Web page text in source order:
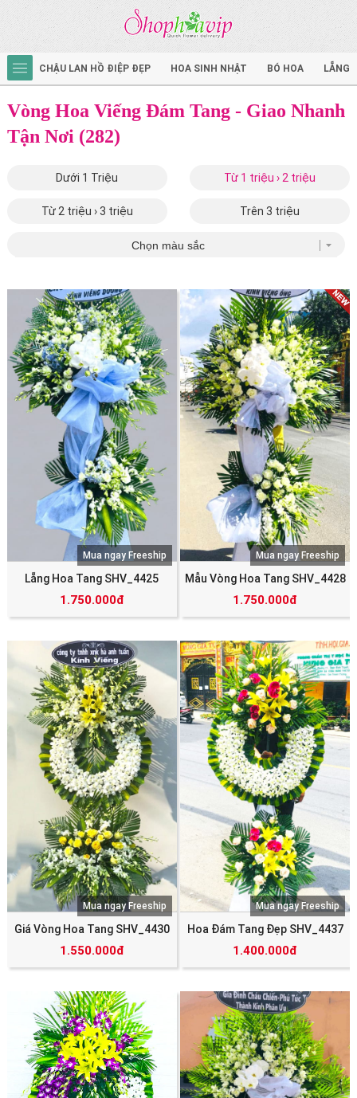
CHẬU LAN HỒ ĐIỆP ĐẸP HOA SINH NHẬT BÓ HOA LẴNG
Vòng Hoa Viếng Đám Tang - Giao Nhanh
Tận Nơi (282)
Dưới 1 Triệu Từ 1 triệu › 2 triệu
Từ 2 triệu › 3 triệu Trên 3 triệu
Lẵng Hoa Tang SHV_4425
1.750.000đ
Mua ngay Freeship
Mẫu Vòng Hoa Tang SHV_4428
1.750.000đ
Mua ngay Freeship
Giá Vòng Hoa Tang SHV_4430
1.550.000đ
Mua ngay Freeship
Hoa Đám Tang Đẹp SHV_4437
1.400.000đ
Mua ngay Freeship